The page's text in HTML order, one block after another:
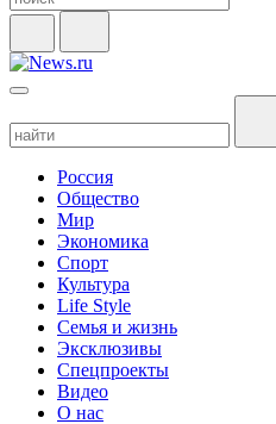
Россия
Общество
Мир
Экономика
Спорт
Культура
Life Style
Семья и жизнь
Эксклюзивы
Спецпроекты
Видео
О нас